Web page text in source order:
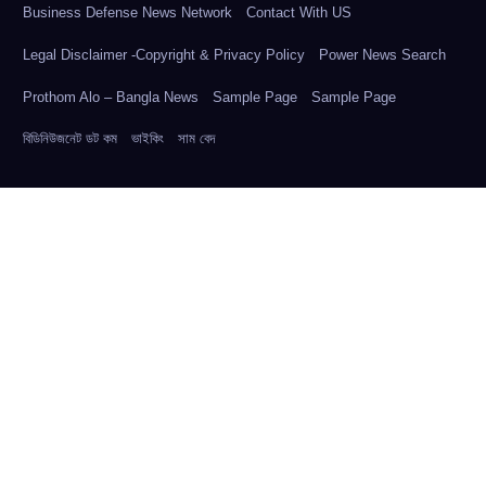
Business Defense News Network Contact With US
Legal Disclaimer -Copyright & Privacy Policy Power News Search
Prothom Alo – Bangla News Sample Page Sample Page
বিডিনিউজনেট ডট কম ভাইকিং সাম বেদ